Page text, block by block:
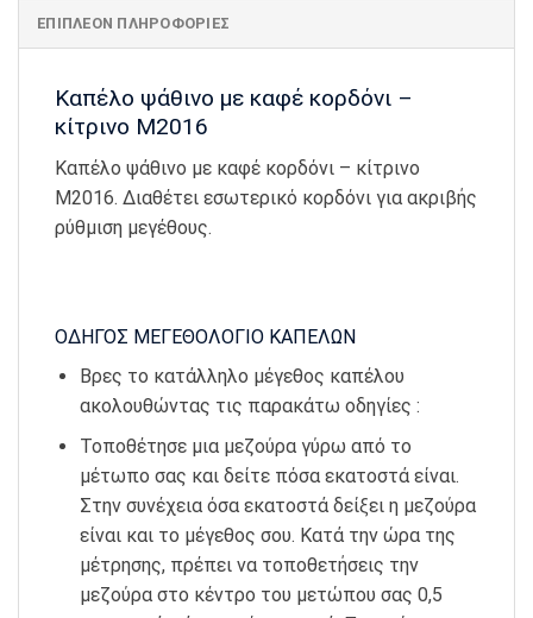
ΕΠΙΠΛΈΟΝ ΠΛΗΡΟΦΟΡΊΕΣ
Καπέλο ψάθινο με καφέ κορδόνι –
κίτρινο Μ2016
Καπέλο ψάθινο με καφέ κορδόνι – κίτρινο
Μ2016. Διαθέτει εσωτερικό κορδόνι για ακριβής
ρύθμιση μεγέθους.
ΟΔΗΓΟΣ ΜΕΓΕΘΟΛΟΓΙΟ ΚΑΠΕΛΩΝ
Βρες το κατάλληλο μέγεθος καπέλου
ακολουθώντας τις παρακάτω οδηγίες :
Τοποθέτησε μια μεζούρα γύρω από το
μέτωπο σας και δείτε πόσα εκατοστά είναι.
Στην συνέχεια όσα εκατοστά δείξει η μεζούρα
είναι και το μέγεθος σου. Κατά την ώρα της
μέτρησης, πρέπει να τοποθετήσεις την
μεζούρα στο κέντρο του μετώπου σας 0,5